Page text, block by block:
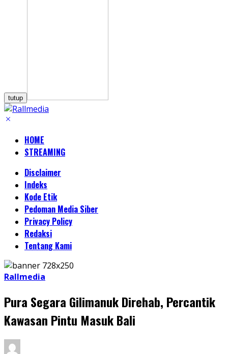
tutup
HOME
STREAMING
Disclaimer
Indeks
Kode Etik
Pedoman Media Siber
Privacy Policy
Redaksi
Tentang Kami
Rallmedia
Pura Segara Gilimanuk Direhab, Percantik
Kawasan Pintu Masuk Bali